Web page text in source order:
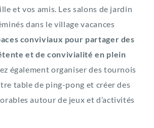
et vos amis. Les salons de jardin
dans le village vacances
conviviaux pour partager des
et de convivialité en plein
également organiser des tournois
table de ping-pong et créer des
autour de jeux et d’activités